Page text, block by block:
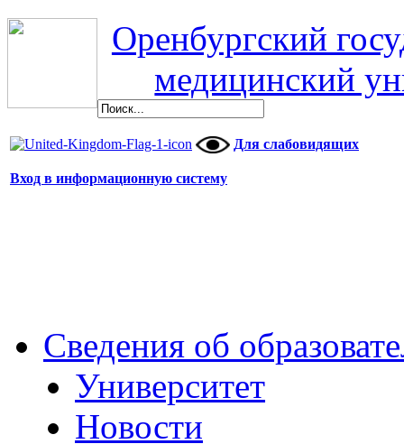
Оренбургский
медицинский
Для слабовидящих
Вход в информационную систему
Сведения об
Университет
Новости